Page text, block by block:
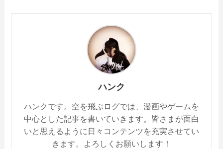
ハンク
ハンクです。空を飛ぶログでは、漫画やゲームを
中心とした記事を書いていきます。皆さまが面白
いと思えるように日々コンテンツを充実させてい
きます。よろしくお願いします！